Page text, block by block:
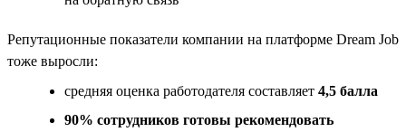
Репутационные показатели компании на платформе Dream Job
тоже выросли:
средняя оценка работодателя составляет 4,5 балла
90% сотрудников готовы рекомендовать